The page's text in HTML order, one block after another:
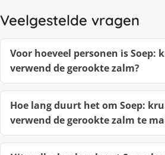
Veelgestelde vragen
Voor hoeveel personen is Soep:
verwend de gerookte zalm?
Hoe lang duurt het om Soep:
verwend de gerookte zalm te